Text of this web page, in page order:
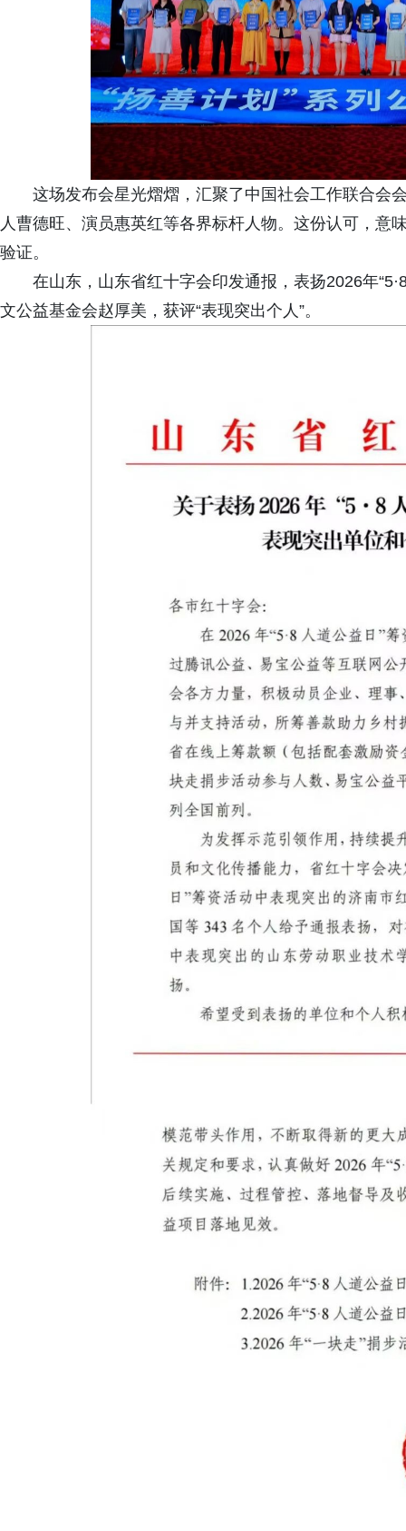
这场发布会星光熠熠，汇聚了中国社会工作联合会
人曹德旺、演员惠英红等各界标杆人物。这份认可，意
验证。
在山东，山东省红十字会印发通报，表扬2026年
文公益基金会赵厚美，获评“表现突出个人”。